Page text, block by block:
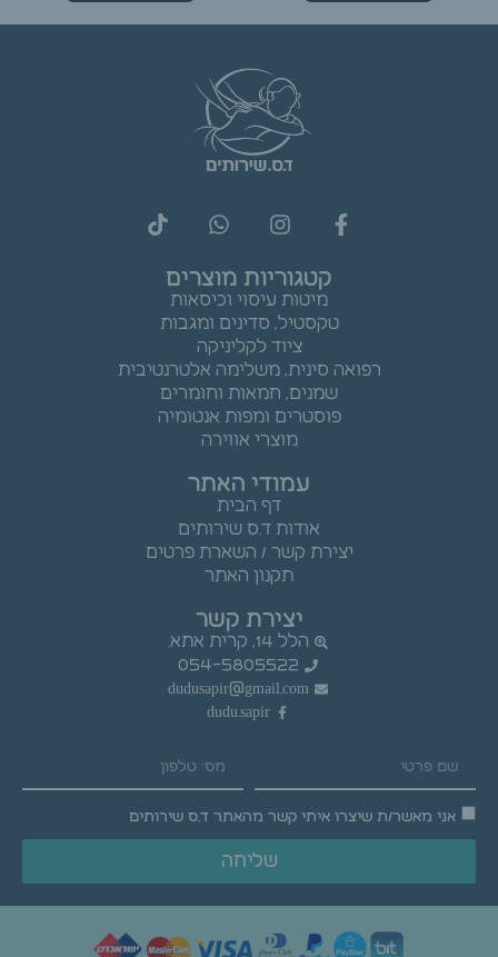
קטגוריות מוצרים
מיטות עיסוי וכיסאות
טקסטיל, סדינים ומגבות
ציוד לקליניקה
רפואה סינית, משלימה אלטרנטיבית
שמנים, חמאות וחומרים
פוסטרים ומפות אנטומיה
מוצרי אווירה
עמודי האתר
דף הבית
אודות ד.ס שירותים
יצירת קשר / השארת פרטים
תקנון האתר
יצירת קשר
הלל 14, קרית אתא.
054-5805522
dudusapir@gmail.com
dudu.sapir
אני מאשר/ת שיצרו איתי קשר מהאתר ד.ס שירותים
שליחה